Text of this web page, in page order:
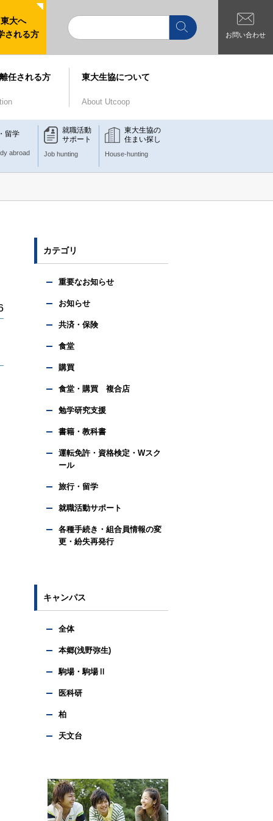
東大へ
される方
お問い合わせ
任される方 東大生協について
About Utcoop
留学
abroad
就職活動
サポート
Job hunting
東大生協の
住まい探し
House-hunting
カテゴリ
重要なお知らせ
お知らせ
共済・保険
食堂
購買
食堂・購買 複合店
勉学研究支援
書籍・教科書
運転免許・資格検定・Wスク
ール
旅行・留学
就職活動サポート
各種手続き・組合員情報の変
更・紛失再発行
キャンパス
全体
本郷(浅野弥生)
駒場・駒場Ⅱ
医科研
柏
天文台